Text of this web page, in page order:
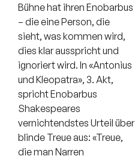
Bühne hat ihren Enobarbus
– die eine Person, die
sieht, was kommen wird,
dies klar ausspricht und
ignoriert wird. In «Antonius
und Kleopatra», 3. Akt,
spricht Enobarbus
Shakespeares
vernichtendstes Urteil über
blinde Treue aus: «Treue,
die man Narren